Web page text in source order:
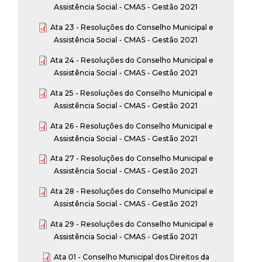
Assistência Social - CMAS - Gestão 2021
Ata 23 - Resoluções do Conselho Municipal e
Assistência Social - CMAS - Gestão 2021
Ata 24 - Resoluções do Conselho Municipal e
Assistência Social - CMAS - Gestão 2021
Ata 25 - Resoluções do Conselho Municipal e
Assistência Social - CMAS - Gestão 2021
Ata 26 - Resoluções do Conselho Municipal e
Assistência Social - CMAS - Gestão 2021
Ata 27 - Resoluções do Conselho Municipal e
Assistência Social - CMAS - Gestão 2021
Ata 28 - Resoluções do Conselho Municipal e
Assistência Social - CMAS - Gestão 2021
Ata 29 - Resoluções do Conselho Municipal e
Assistência Social - CMAS - Gestão 2021
Ata 01 - Conselho Municipal dos Direitos da